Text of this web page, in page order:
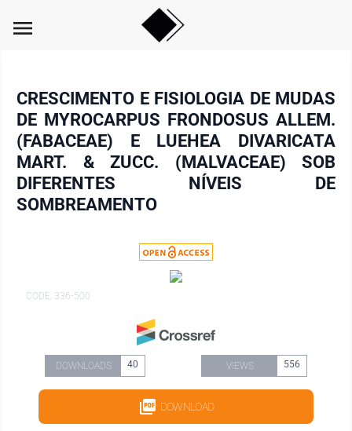
menu
CRESCIMENTO E FISIOLOGIA DE MUDAS
DE MYROCARPUS FRONDOSUS ALLEM.
(FABACEAE) E LUEHEA DIVARICATA
MART. & ZUCC. (MALVACEAE) SOB
DIFERENTES NÍVEIS DE
SOMBREAMENTO
CODE: 336-500
DOWNLOADS 40 VIEWS 556
DOWNLOAD